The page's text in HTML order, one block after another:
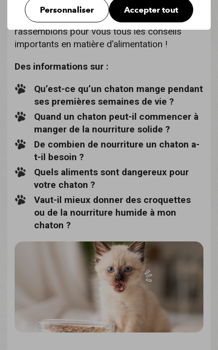
Personnaliser Accepter tout
opérer en douceur la transition entre le lait et
des aliments solides ? Dans ce blog, nous
rassemblons pour vous tous les conseils
importants en matière d’alimentation !
Des informations sur :
Qu’est-ce qu’un chaton mange pendant
ses premières semaines de vie ?
Quand un chaton peut-il commencer à
manger de la nourriture solide ?
De combien de nourriture un chaton a-
t-il besoin ?
Quels aliments sont dangereux pour
votre chaton ?
Vaut-il mieux donner des croquettes
ou de la nourriture humide à mon
chaton ?